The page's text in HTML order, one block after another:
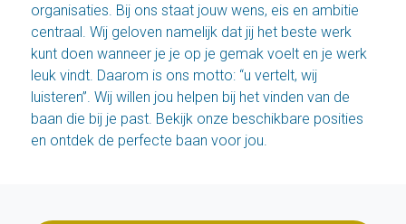
organisaties. Bij ons staat jouw wens, eis en ambitie
centraal. Wij geloven namelijk dat jij het beste werk
kunt doen wanneer je je op je gemak voelt en je werk
leuk vindt. Daarom is ons motto: “u vertelt, wij
luisteren”. Wij willen jou helpen bij het vinden van de
baan die bij je past. Bekijk onze beschikbare posities
en ontdek de perfecte baan voor jou.